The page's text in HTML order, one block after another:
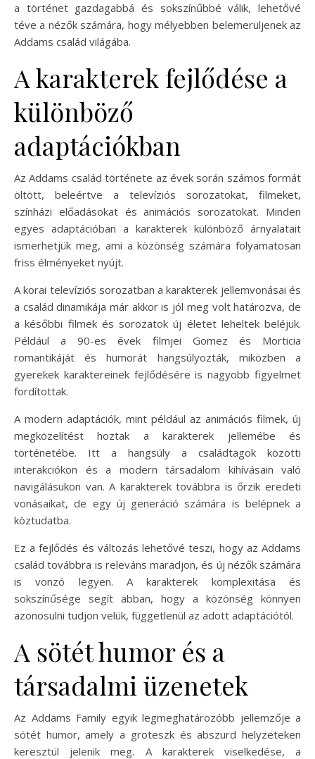
a történet gazdagabbá és sokszínűbbé válik, lehetővé
téve a nézők számára, hogy mélyebben belemerüljenek az
Addams család világába.
A karakterek fejlődése a
különböző
adaptációkban
Az Addams család története az évek során számos formát
öltött, beleértve a televíziós sorozatokat, filmeket,
színházi előadásokat és animációs sorozatokat. Minden
egyes adaptációban a karakterek különböző árnyalatait
ismerhetjük meg, ami a közönség számára folyamatosan
friss élményeket nyújt.
A korai televíziós sorozatban a karakterek jellemvonásai és
a család dinamikája már akkor is jól meg volt határozva, de
a későbbi filmek és sorozatok új életet leheltek beléjük.
Például a 90-es évek filmjei Gomez és Morticia
romantikáját és humorát hangsúlyozták, miközben a
gyerekek karaktereinek fejlődésére is nagyobb figyelmet
fordítottak.
A modern adaptációk, mint például az animációs filmek, új
megközelítést hoztak a karakterek jellemébe és
történetébe. Itt a hangsúly a családtagok közötti
interakciókon és a modern társadalom kihívásain való
navigálásukon van. A karakterek továbbra is őrzik eredeti
vonásaikat, de egy új generáció számára is belépnek a
köztudatba.
Ez a fejlődés és változás lehetővé teszi, hogy az Addams
család továbbra is releváns maradjon, és új nézők számára
is vonzó legyen. A karakterek komplexitása és
sokszínűsége segít abban, hogy a közönség könnyen
azonosulni tudjon velük, függetlenül az adott adaptációtól.
A sötét humor és a
társadalmi üzenetek
Az Addams Family egyik legmeghatározóbb jellemzője a
sötét humor, amely a groteszk és abszurd helyzeteken
keresztül jelenik meg. A karakterek viselkedése, a